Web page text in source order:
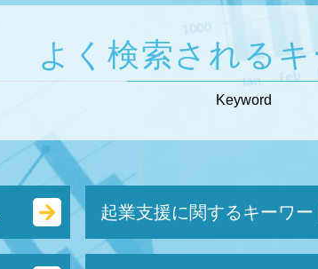
よく検索される
Keyword
起業支援に関するキーワー